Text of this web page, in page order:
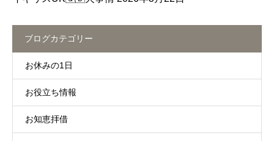
ブログカテゴリー
お休みの1日
お役立ち情報
お知恵拝借